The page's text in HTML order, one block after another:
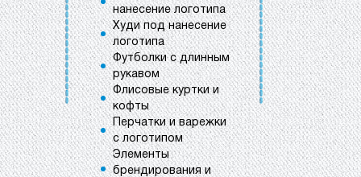
нанесение логотипа
Худи под нанесение
логотипа
Футболки с длинным
рукавом
Флисовые куртки и
кофты
Перчатки и варежки
с логотипом
Элементы
брендирования и